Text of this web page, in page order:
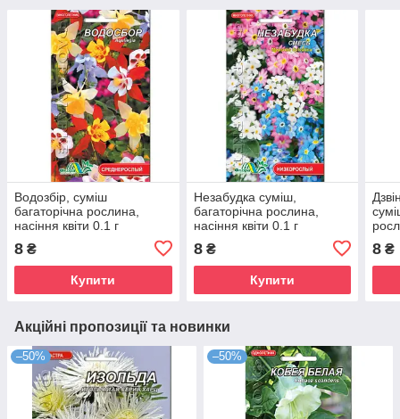
Водозбір, суміш
багаторічна рослина,
насіння квіти 0.1 г
8 ₴
Купити
Незабудка суміш,
багаторічна рослина,
насіння квіти 0.1 г
8₴
Купити
8 ₴
Акційні пропозиції та новинки
–50% –50%